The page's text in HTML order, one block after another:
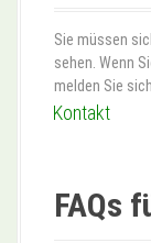
Sie müssen
sehen. Wenn
melden Sie
Kontakt
FAQs